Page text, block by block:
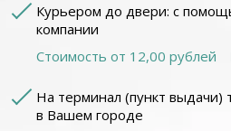
Курьером до двери: с
компании
Стоимость от 12,00 рублей
На терминал (пункт выдачи)
в Вашем городе